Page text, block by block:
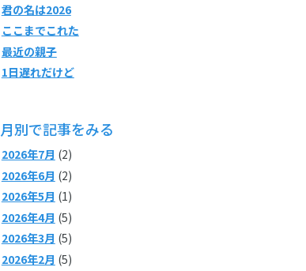
君の名は2026
ここまでこれた
最近の親子
1日遅れだけど
月別で記事をみる
2026年7月 (2)
2026年6月 (2)
2026年5月 (1)
2026年4月 (5)
2026年3月 (5)
2026年2月 (5)